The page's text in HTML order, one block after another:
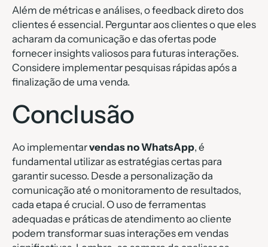
Além de métricas e análises, o feedback direto dos
clientes é essencial. Perguntar aos clientes o que eles
acharam da comunicação e das ofertas pode
fornecer insights valiosos para futuras interações.
Considere implementar pesquisas rápidas após a
finalização de uma venda.
Conclusão
Ao implementarvendas no WhatsApp, é
fundamental utilizar as estratégias certas para
garantir sucesso. Desde a personalização da
comunicação até o monitoramento de resultados,
cada etapa é crucial. O uso de ferramentas
adequadas e práticas de atendimento ao cliente
podem transformar suas interações em vendas